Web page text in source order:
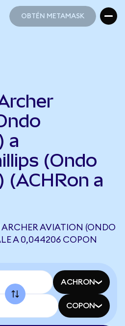
OBTÉN METAMASK
a
(Ondo
(ACHRon a
AVIATION (ONDO
A 0,044206 COPON
ACHRON
COPON